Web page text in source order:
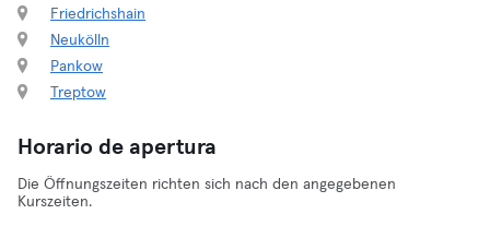
Friedrichshain
Neukölln
Pankow
Treptow
Horario de apertura
Die Öffnungszeiten richten sich nach den angegebenen
Kurszeiten.